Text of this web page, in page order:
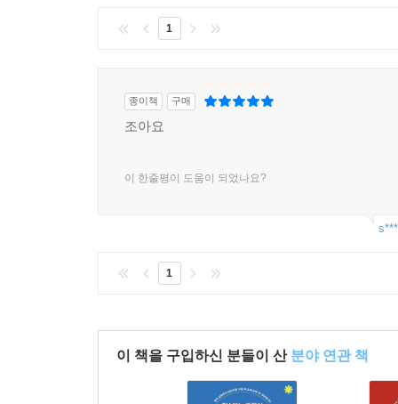
1
종이책 구매
조아요
이 한줄평이 도움이 되었나요?
1
이 책을 구입하신 분들이 산 분야 연관 책